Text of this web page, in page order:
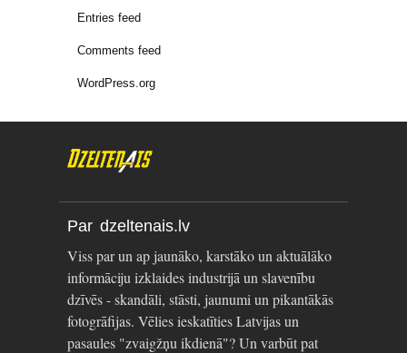
Entries feed
Comments feed
WordPress.org
Par dzeltenais.lv
Viss par un ap jaunāko, karstāko un aktuālāko
informāciju izklaides industrijā un slavenību
dzīvēs - skandāli, stāsti, jaunumi un pikantākās
fotogrāfijas. Vēlies ieskatīties Latvijas un
pasaules "zvaigžņu ikdienā"? Un varbūt pat